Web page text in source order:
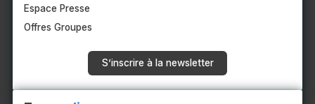
Espace Presse
Offres Groupes
S’inscrire à la newsletter